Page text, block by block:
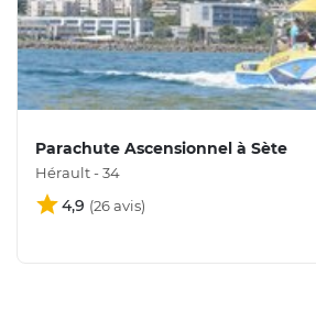
Parachute Ascensionnel à Sète
Hérault - 34
4,9